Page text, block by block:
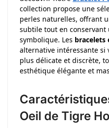
collection propose une
perles naturelles, offrant
subtile tout en
symbolique. Les bracelets
alternative intéressante si
plus délicate et discrète,
esthétique élégante et
Oeil de Tigre